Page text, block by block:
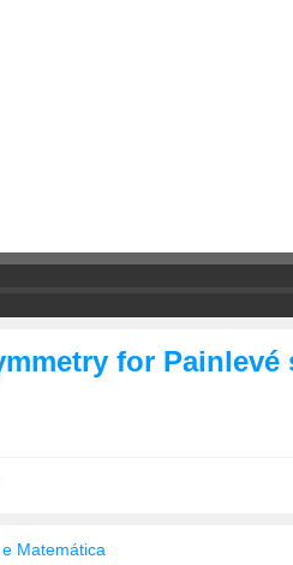
for Painlevé
Matemática